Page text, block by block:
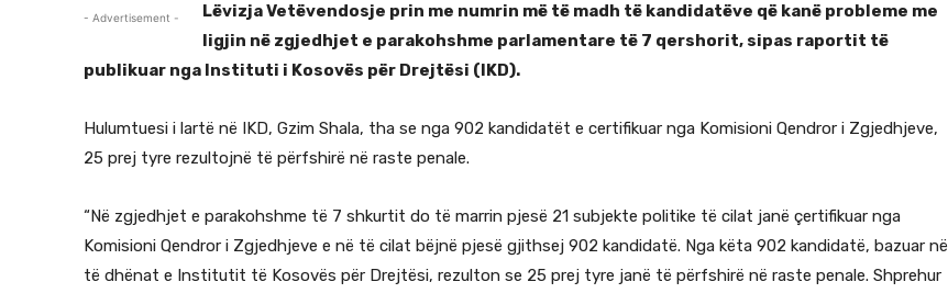
- Advertisement -
Lëvizja Vetëvendosje prin me numrin më të madh të kandidatëve që kanë probleme me
ligjin në zgjedhjet e parakohshme parlamentare të 7 qershorit, sipas raportit të
publikuar nga Instituti i Kosovës për Drejtësi (IKD).
Hulumtuesi i lartë në IKD, Gzim Shala, tha se nga 902 kandidatët e certifikuar nga Komisioni Qendror i Zgjedhjeve,
25 prej tyre rezultojnë të përfshirë në raste penale.
“Në zgjedhjet e parakohshme të 7 shkurtit do të marrin pjesë 21 subjekte politike të cilat janë çertifikuar nga
Komisioni Qendror i Zgjedhjeve e në të cilat bëjnë pjesë gjithsej 902 kandidatë. Nga këta 902 kandidatë, bazuar në
të dhënat e Institutit të Kosovës për Drejtësi, rezulton se 25 prej tyre janë të përfshirë në raste penale. Shprehur